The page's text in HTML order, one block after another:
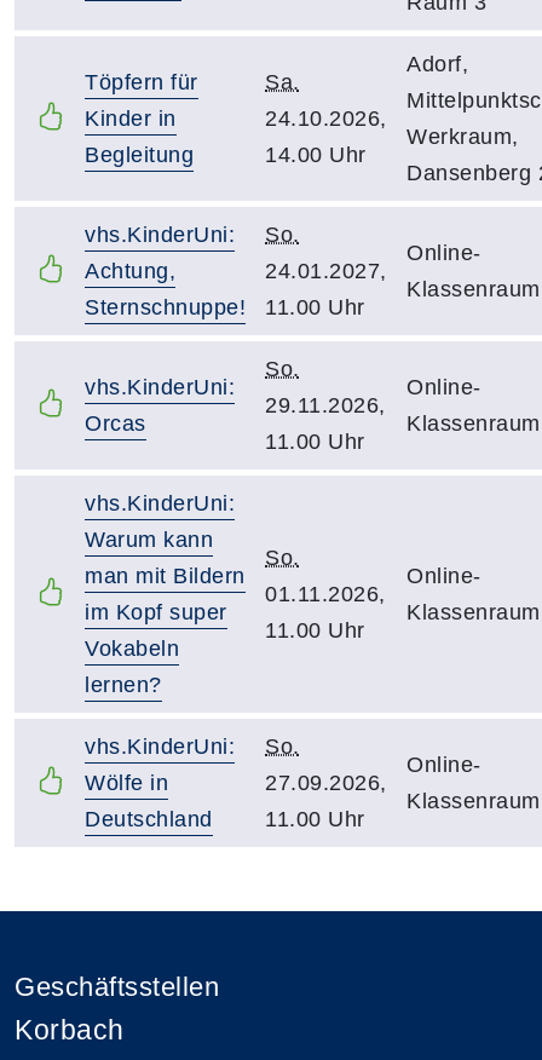
Töpfern für
Kinder in
Begleitung
Sa.
24.10.2026,
14.00 Uhr
Adorf,
Werkraum,
Dansenberg
vhs.KinderUni:
Achtung,
Sternschnuppe!
So.
24.01.2027,
11.00 Uhr
Online-
Klassenraum
vhs.KinderUni:
Orcas
So.
29.11.2026,
11.00 Uhr
Online-
Klassenraum
vhs.KinderUni:
Warum kann
man mit Bildern
im Kopf super
Vokabeln
lernen?
So.
01.11.2026,
11.00 Uhr
Online-
Klassenraum
vhs.KinderUni:
Wölfe in
Deutschland
So.
27.09.2026,
11.00 Uhr
Online-
Klassenraum
Geschäftsstellen
Korbach